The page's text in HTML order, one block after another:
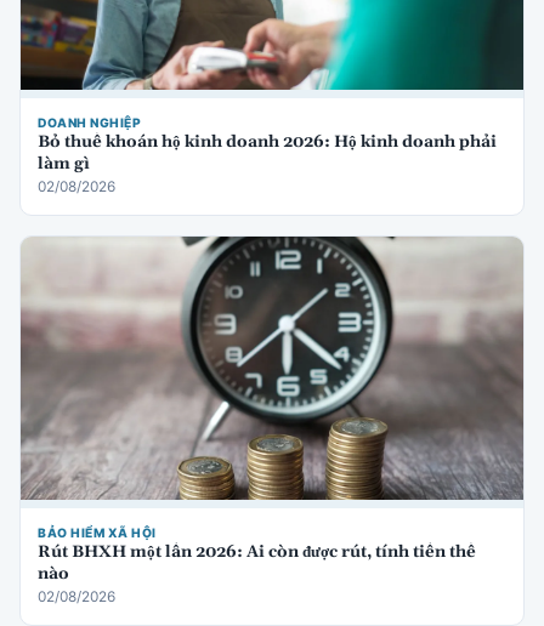
DOANH NGHIỆP
Bỏ thuế khoán hộ kinh doanh 2026: Hộ kinh doanh phải
làm gì
02/08/2026
BẢO HIỂM XÃ HỘI
Rút BHXH một lần 2026: Ai còn được rút, tính tiền thế
nào
02/08/2026